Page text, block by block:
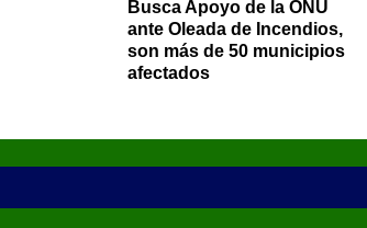
Busca Apoyo de la ONU
ante Oleada de Incendios,
son más de 50 municipios
afectados